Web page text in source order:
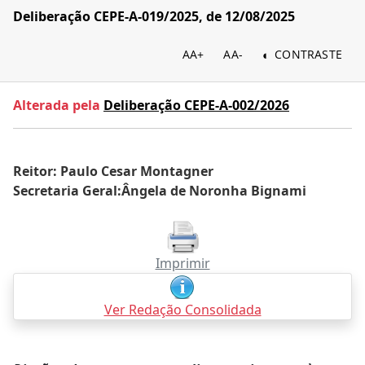
Deliberação CEPE-A-019/2025, de 12/08/2025
AA+ AA- CONTRASTE
Alterada pela Deliberação CEPE-A-002/2026
Reitor: Paulo Cesar Montagner
Secretaria Geral:Ângela de Noronha Bignami
Imprimir
Ver Redação Consolidada